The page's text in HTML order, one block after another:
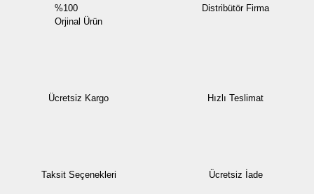
%100
Orjinal Ürün
Distribütör Firma
Ücretsiz Kargo Hızlı Teslimat
Taksit Seçenekleri Ücretsiz İade